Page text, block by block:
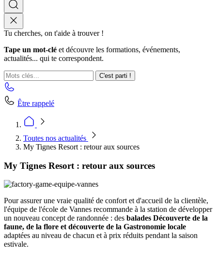
Tu cherches, on t'aide à trouver !
Tape un mot-clé et découvre les formations, événements,
actualités... qui te correspondent.
C'est parti !
Être rappelé
Toutes nos actualités
My Tignes Resort : retour aux sources
My Tignes Resort : retour aux sources
Pour assurer une vraie qualité de confort et d'accueil de la clientèle,
l'équipe de l'école de Vannes recommande à la station de développer
un nouveau concept de randonnée : des balades Découverte de la
faune, de la flore et découverte de la Gastronomie locale
adaptées au niveau de chacun et à prix réduits pendant la saison
estivale.